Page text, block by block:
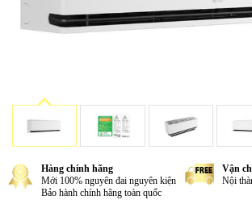
Hàng chính hãng
Mới 100% nguyên đai nguyên kiện
Bảo hành chính hãng toàn quốc
Vận
Nội